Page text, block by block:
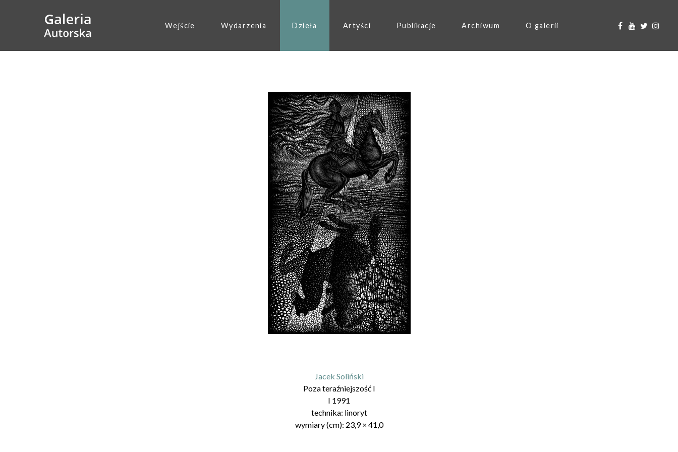
Wejście Wydarzenia Dzieła Artyści Publikacje Archiwum O galerii
Jacek Soliński
Poza teraźniejszość I
I 1991
technika: linoryt
wymiary (cm): 23,9× 41,0